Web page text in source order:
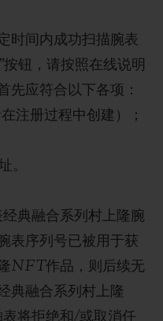
时间内成功扫描腕表
钮，请按照在线说明
先应符合以下各项：
册过程中创建）；
。
典融合系列村上隆腕
表序列号已被用于获
NFT作品，则后续无
典融合系列村上隆
将拒绝和/或取消任